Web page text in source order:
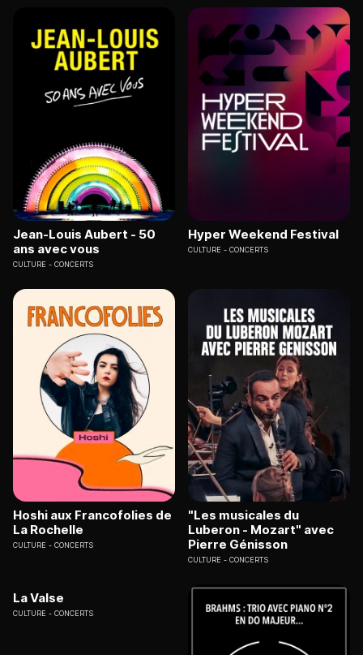
Jean-Louis Aubert - 50
ans avec vous
CULTURE CONCERTS
Hyper Weekend Festival
CULTURE CONCERTS
Hoshi aux Francofolies de
La Rochelle
CULTURE CONCERTS
"Les musicales du
Luberon - Mozart" avec
Pierre Génisson
CULTURE CONCERTS
La Valse
CULTURE CONCERTS